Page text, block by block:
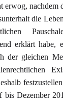
erwog,
die
erklärt habe,
der gleichen
bis Dezember